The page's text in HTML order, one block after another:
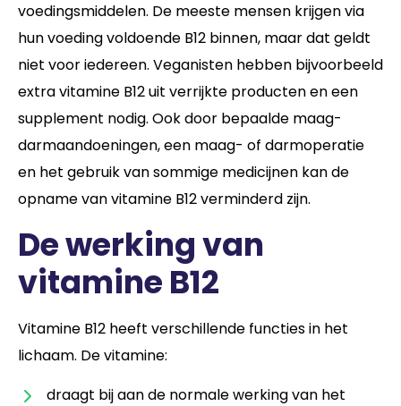
voedingsmiddelen. De meeste mensen krijgen via
hun voeding voldoende B12 binnen, maar dat geldt
niet voor iedereen. Veganisten hebben bijvoorbeeld
extra vitamine B12 uit verrijkte producten en een
supplement nodig. Ook door bepaalde maag-
darmaandoeningen, een maag- of darmoperatie
en het gebruik van sommige medicijnen kan de
opname van vitamine B12 verminderd zijn.
De werking van
vitamine B12
Vitamine B12 heeft verschillende functies in het
lichaam. De vitamine:
draagt bij aan de normale werking van het